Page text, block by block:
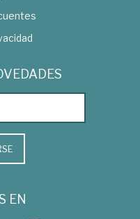
EN